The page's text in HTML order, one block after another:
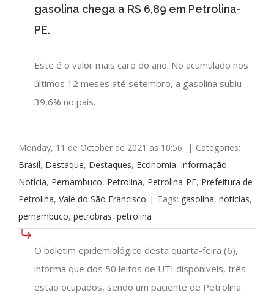
gasolina chega a R$ 6,89 em Petrolina-
PE.
Este é o valor mais caro do ano. No acumulado nos
últimos 12 meses até setembro, a gasolina subiu
39,6% no país.
Monday, 11 de October de 2021 as 10:56 | Categories:
Brasil, Destaque, Destaques, Economia, informação,
Notícia, Pernambuco, Petrolina, Petrolina-PE, Prefeitura de
Petrolina, Vale do São Francisco | Tags: gasolina, noticias,
pernambuco, petrobras, petrolina
O boletim epidemiológico desta quarta-feira (6),
informa que dos 50 leitos de UTI disponíveis, três
estão ocupados, sendo um paciente de Petrolina